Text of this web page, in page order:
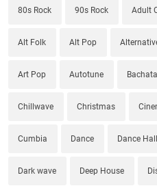
80s Rock 90s Rock Adult
Alt Folk Alt Pop
Art Pop Autotune Bachata
Chillwave Christmas
Cumbia Dance Dance Hall
Dark wave Deep House